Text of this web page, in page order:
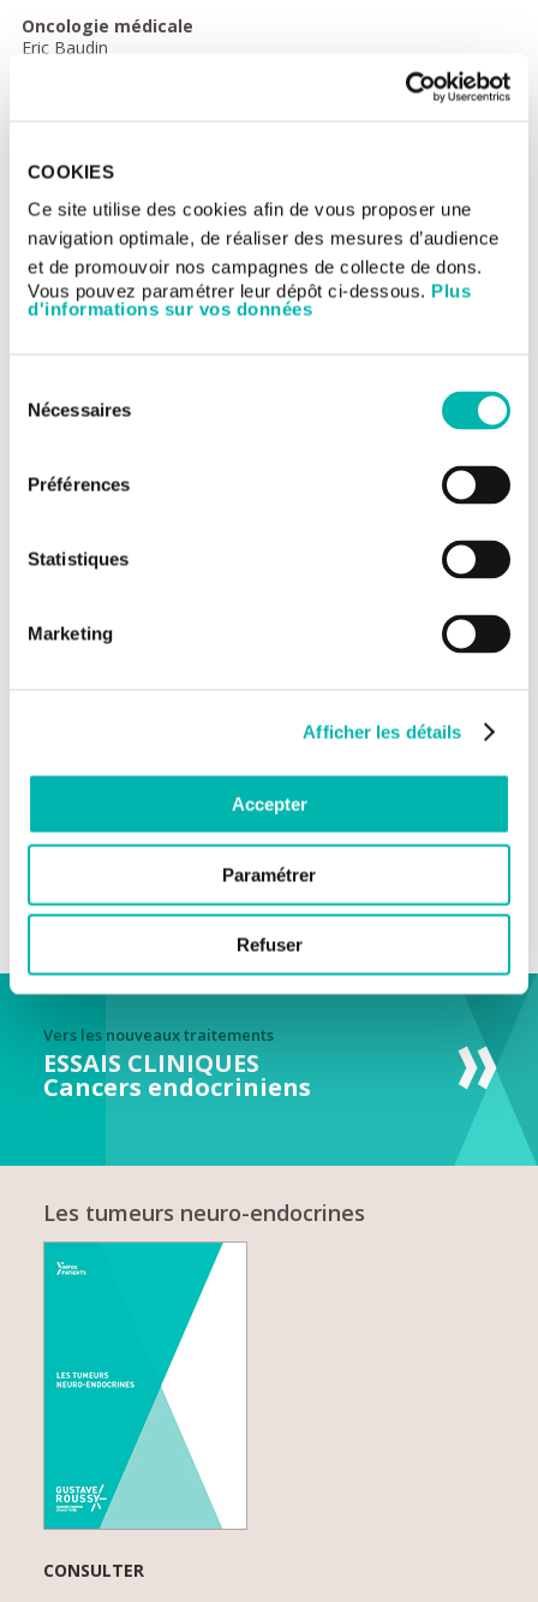
COOKIES
Ce site utilise des cookies afin de vous proposer une
navigation optimale, de réaliser des mesures d’audience
et de promouvoir nos campagnes de collecte de dons.
Vous pouvez paramétrer leur dépôt ci-dessous. Plus
d'informations sur vos données
Nécessaires
Préférences
Statistiques
Marketing
Afficher les détails
Accepter
Paramétrer
Refuser
Oncologie médicale
Eric Baudin
Dana Hartl
Chirurgie thoracique (Hôpital Marie Lannelongue)
Dominique Fabre
Elie Fadel
Olaf Mercier
Sacha Mussot
Radiologie
Elisabeth Girard
Chirurgie digestive
Matthieu Faron
Valérie Boige
Vers les nouveaux traitements
ESSAIS CLINIQUES
Cancers endocriniens
Les tumeurs neuro-endocrines
CONSULTER